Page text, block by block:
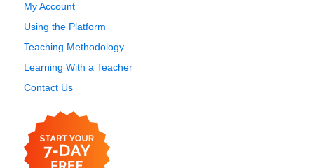
My Account
Using the Platform
Teaching Methodology
Learning With a Teacher
Contact Us